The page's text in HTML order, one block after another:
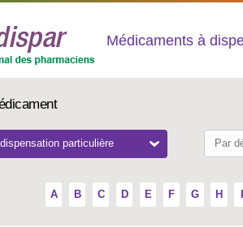
Médicaments à
particulière
A B C D E F G H